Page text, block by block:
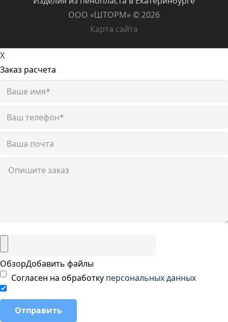
ООО «ШТОРМ» ©️ 2026
Карта сайта
X
Заказ расчета
ОбзорДобавить файлы
Согласен на обработку персональных данных